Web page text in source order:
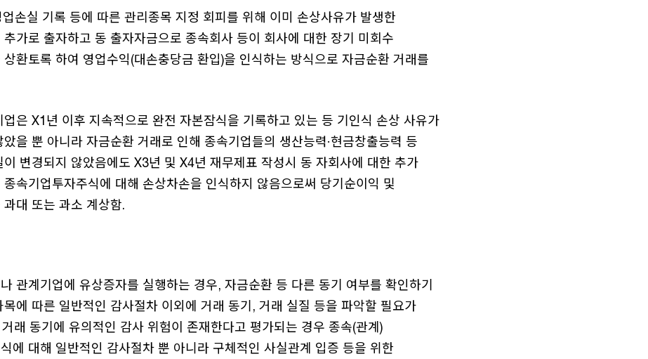
손실 기록 등에 따른 관리종목 지정 회피를 위해 이미 손상사유가 발생한
추가로 출자하고 동 출자자금으로 종속회사 등이 회사에 대한 장기 미회수
상환토록 하여 영업수익(대손충당금 환입)을 인식하는 방식으로 자금순환 거래를
업은 X1년 이후 지속적으로 완전 자본잠식을 기록하고 있는 등 기인식 손상 사유가
았을 뿐 아니라 자금순환 거래로 인해 종속기업들의 생산능력·현금창출능력 등
이 변경되지 않았음에도 X3년 및 X4년 재무제표 작성시 동 자회사에 대한 추가
종속기업투자주식에 대해 손상차손을 인식하지 않음으로써 당기순이익 및
대 또는 과소 계상함.
관계기업에 유상증자를 실행하는 경우, 자금순환 등 다른 동기 여부를 확인하기
목에 따른 일반적인 감사절차 이외에 거래 동기, 거래 실질 등을 파악할 필요가
래 동기에 유의적인 감사 위험이 존재한다고 평가되는 경우 종속(관계)
에 대해 일반적인 감사절차 뿐 아니라 구체적인 사실관계 입증 등을 위한